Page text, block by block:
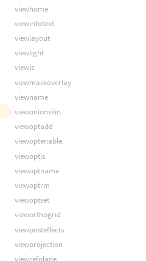
viewhome
viewinfotext
viewlayout
viewlight
viewls
viewmaskoverlay
viewname
viewonionskin
viewoptadd
viewoptenable
viewoptls
viewoptname
viewoptrm
viewoptset
vieworthogrid
viewposteffects
viewprojection
viewrefplane